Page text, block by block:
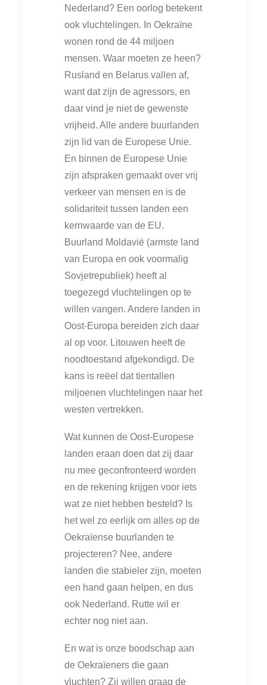
Nederland? Een oorlog betekent
ook vluchtelingen. In Oekraïne
wonen rond de 44 miljoen
mensen. Waar moeten ze heen?
Rusland en Belarus vallen af,
want dat zijn de agressors, en
daar vind je niet de gewenste
vrijheid. Alle andere buurlanden
zijn lid van de Europese Unie.
En binnen de Europese Unie
zijn afspraken gemaakt over vrij
verkeer van mensen en is de
solidariteit tussen landen een
kernwaarde van de EU.
Buurland Moldavië (armste land
van Europa en ook voormalig
Sovjetrepubliek) heeft al
toegezegd vluchtelingen op te
willen vangen. Andere landen in
Oost-Europa bereiden zich daar
al op voor. Litouwen heeft de
noodtoestand afgekondigd. De
kans is reëel dat tientallen
miljoenen vluchtelingen naar het
westen vertrekken.
Wat kunnen de Oost-Europese
landen eraan doen dat zij daar
nu mee geconfronteerd worden
en de rekening krijgen voor iets
wat ze niet hebben besteld? Is
het wel zo eerlijk om alles op de
Oekraïense buurlanden te
projecteren? Nee, andere
landen die stabieler zijn, moeten
een hand gaan helpen, en dus
ook Nederland. Rutte wil er
echter nog niet aan.
En wat is onze boodschap aan
de Oekraïeners die gaan
vluchten? Zij willen graag de